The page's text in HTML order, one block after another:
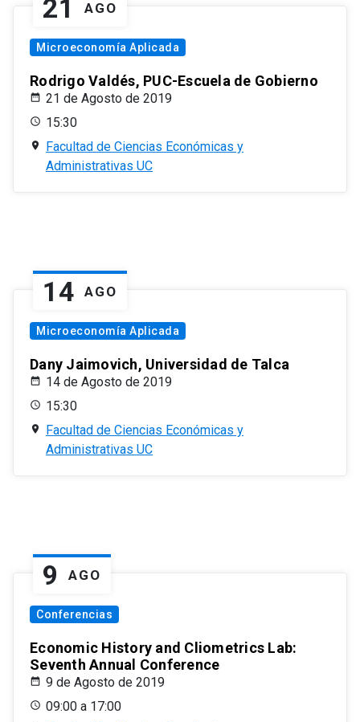
21 AGO
Microeconomía Aplicada
Rodrigo Valdés, PUC-Escuela de Gobierno
21 de Agosto de 2019
15:30
Facultad de Ciencias Económicas y
Administrativas UC
14 AGO
Microeconomía Aplicada
Dany Jaimovich, Universidad de Talca
14 de Agosto de 2019
15:30
Facultad de Ciencias Económicas y
Administrativas UC
9 AGO
Conferencias
Economic History and Cliometrics Lab:
Seventh Annual Conference
9 de Agosto de 2019
09:00 a 17:00